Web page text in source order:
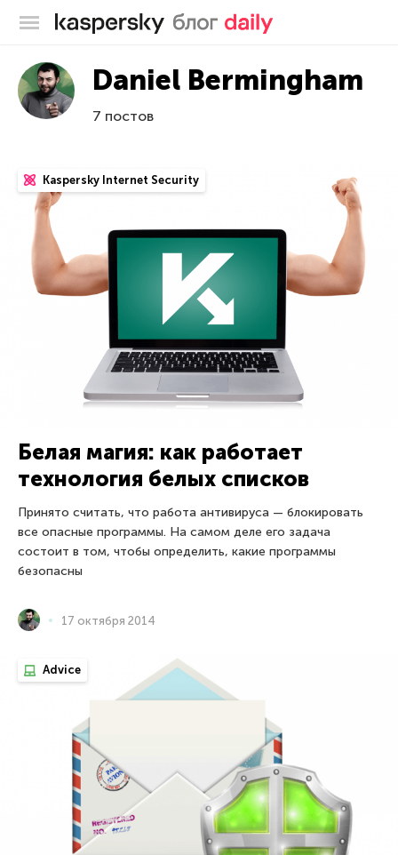
Блог Касперского
Daniel Bermingham
7 постов
Kaspersky Internet Security
Белая магия: как работает
технология белых списков
Принято считать, что работа антивируса — блокировать
все опасные программы. На самом деле его задача
состоит в том, чтобы определить, какие программы
безопасны
17 октября 2014
Advice